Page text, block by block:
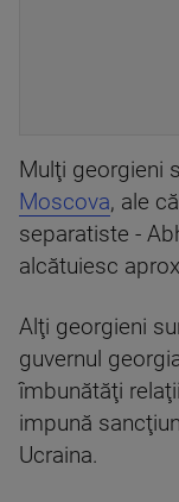
Mulţi georgieni
Moscova, ale
separatiste -
alcătuiesc
Alţi georgieni
guvernul
îmbunătăţi
impună
Ucraina.